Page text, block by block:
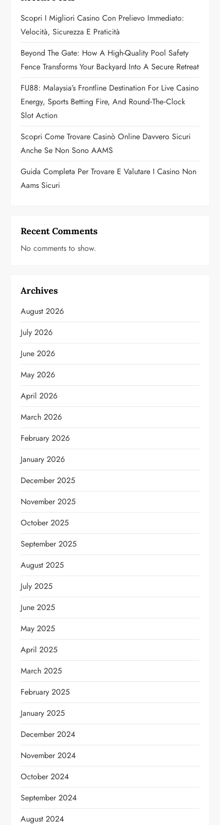
g
a
t
i
o
n
Scopri I Migliori Casino Con Prelievo Immediato:
Velocità, Sicurezza E Praticità
Beyond The Gate: How A High-Quality Pool Safety
Fence Transforms Your Backyard Into A Secure Retreat
FU88: Malaysia’s Frontline Destination For Live Casino
Energy, Sports Betting Fire, And Round‑the‑Clock
Slot Action
Scopri Come Trovare Casinò Online Davvero Sicuri
Anche Se Non Sono AAMS
Guida Completa Per Trovare E Valutare I Casino Non
Aams Sicuri
Recent Comments
No comments to show.
Archives
August 2026
July 2026
June 2026
May 2026
April 2026
March 2026
February 2026
January 2026
December 2025
November 2025
October 2025
September 2025
August 2025
July 2025
June 2025
May 2025
April 2025
March 2025
February 2025
January 2025
December 2024
November 2024
October 2024
September 2024
August 2024